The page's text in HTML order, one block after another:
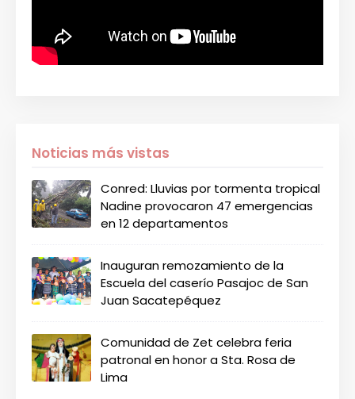
Noticias más vistas
Conred: Lluvias por tormenta tropical
Nadine provocaron 47 emergencias
en 12 departamentos
Inauguran remozamiento de la
Escuela del caserío Pasajoc de San
Juan Sacatepéquez
Comunidad de Zet celebra feria
patronal en honor a Sta. Rosa de
Lima